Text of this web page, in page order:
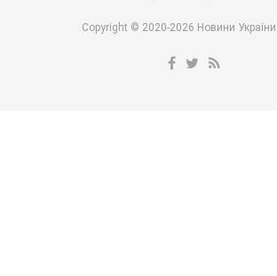
Copyright © 2020-2026 Новини